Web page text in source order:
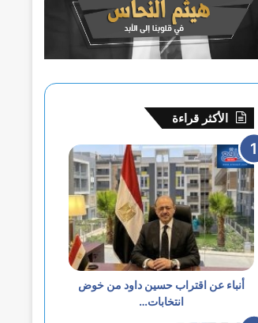
الأكثر قراءة
أنباء عن اقتراب حسين داود من خوض
انتخابات…